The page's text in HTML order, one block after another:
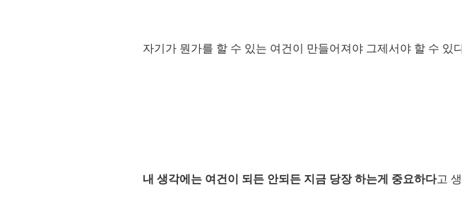
자기가 뭔가를 할 수 있는 여건이 만들어져야 그제서야 할 수 있
내 생각에는 여건이 되든 안되든 지금 당장 하는게 중요하다고